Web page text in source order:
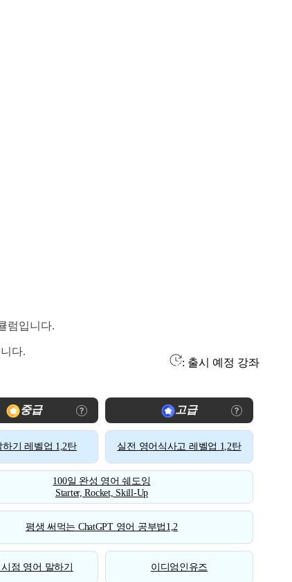
럼입니다.
다.
: 출시 예정 강좌
중급 고급
하기 레벨업 1,2탄 실전 영어식사고 레벨업 1,2탄
100일 완성 영어 쉐도잉
Starter, Rocket, Skill-Up
평생 써먹는 ChatGPT 영어 공부법1,2
점 영어 말하기 이디엄인유즈